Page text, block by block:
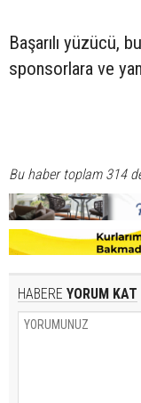
Başarılı yüzücü,
sponsorlara ve
Bu haber toplam 314
HABERE YORUM KAT